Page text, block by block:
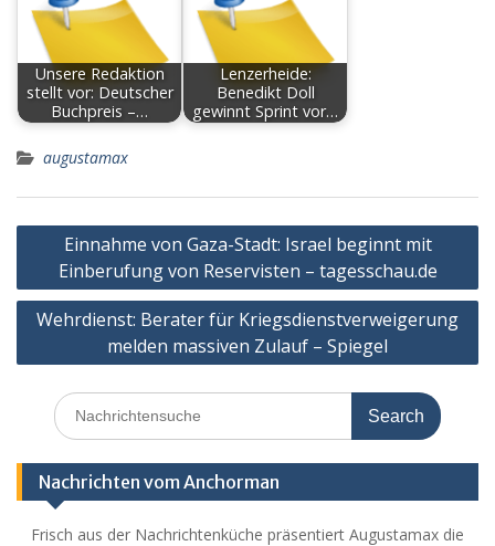
Unsere Redaktion
stellt vor: Deutscher
Buchpreis –…
Lenzerheide:
Benedikt Doll
gewinnt Sprint vor…
augustamax
Post
navigation
Einnahme von Gaza-Stadt: Israel beginnt mit
Einberufung von Reservisten – tagesschau.de
Wehrdienst: Berater für Kriegsdienstverweigerung
melden massiven Zulauf – Spiegel
Search
for:
Nachrichten vom Anchorman
Frisch aus der Nachrichtenküche präsentiert Augustamax die